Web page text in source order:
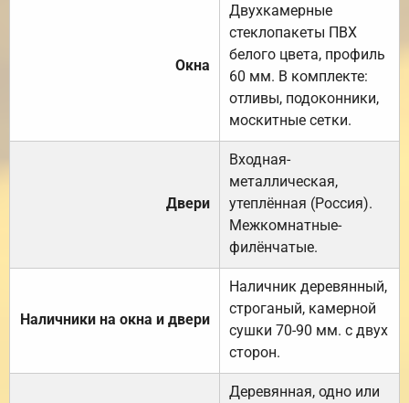
Окна
Двухкамерные
стеклопакеты ПВХ
белого цвета, профиль
60 мм. В комплекте:
отливы, подоконники,
москитные сетки.
Двери
Входная-
металлическая,
утеплённая (Россия).
Межкомнатные-
филёнчатые.
Наличники на окна и двери
Наличник деревянный,
строганый, камерной
сушки 70-90 мм. с двух
сторон.
Деревянная, одно или